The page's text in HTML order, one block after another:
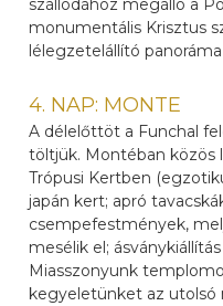
szállodához megálló a
monumentális Krisztus
lélegzetelállító
4. NAP: MONTE
A délelőttöt a Funchal
töltjük. Montéban közös
Trópusi Kertben
japán kert; apró
csempefestmények,
mesélik el;
Miasszonyunk
kegyeletünket az utolsó